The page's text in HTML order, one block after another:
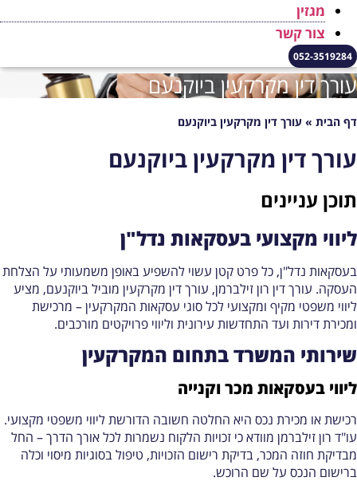
מגזין
צור קשר
052-3519284
דין מקרקעין ביוקנעם
הבית»עורך דין מקרקעין ביוקנעם
דין מקרקעין ביוקנעם
עניינים
מקצועי בעסקאות נדל"ן
נדל"ן, כל פרט קטן עשוי להשפיע באופן משמעותי על הצלחת
עורך דין רון זילברמן, עורך דין מקרקעין מוביל ביוקנעם, מציע
משפטי מקיף ומקצועי לכל סוגי עסקאות המקרקעין – מרכישת
דירות ועד התחדשות עירונית וליווי פרויקטים מורכבים.
המשרד בתחום המקרקעין
בעסקאות מכר וקנייה
או מכירת נכס היא החלטה חשובה הדורשת ליווי משפטי מקצועי.
רון זילברמן מוודא כי זכויות הלקוח נשמרות לכל אורך הדרך – החל
חוזה המכר, בדיקת רישום הזכויות, טיפול בסוגיות מיסוי וכלה
הנכס על שם הרוכש.